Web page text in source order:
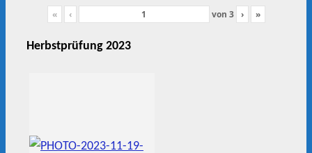
« ‹ von 3 › »
Herbstprüfung 2023